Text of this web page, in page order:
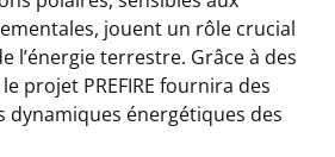
jouent un rôle crucial
l’énergie terrestre. Grâce à des
projet PREFIRE fournira des
dynamiques énergétiques des